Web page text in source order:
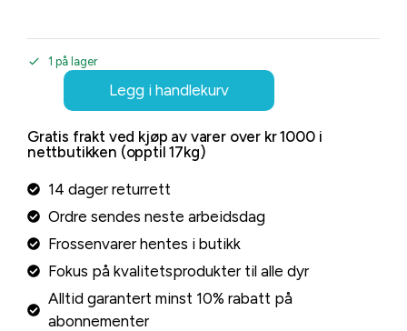
1 på lager
Legg i handlekurv
Gratis frakt ved kjøp av varer over kr 1000 i
nettbutikken (opptil 17kg)
14 dager returrett
Ordre sendes neste arbeidsdag
Frossenvarer hentes i butikk
Fokus på kvalitetsprodukter til alle dyr
Alltid garantert minst 10% rabatt på
abonnementer